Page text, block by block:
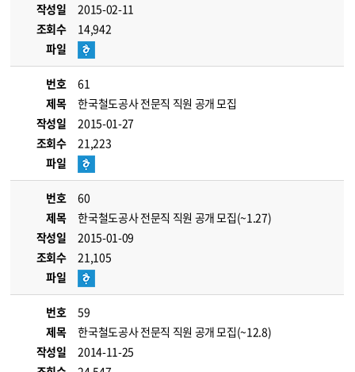
작성일
2015-02-11
조회수
14,942
파일
번호
61
제목
한국철도공사 전문직 직원 공개 모집
작성일
2015-01-27
조회수
21,223
파일
번호
60
제목
한국철도공사 전문직 직원 공개 모집(~1.27)
작성일
2015-01-09
조회수
21,105
파일
번호
59
제목
한국철도공사 전문직 직원 공개 모집(~12.8)
작성일
2014-11-25